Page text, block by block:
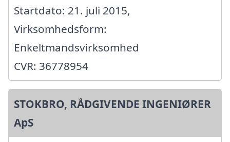
Startdato: 21. juli 2015,
Virksomhedsform:
Enkeltmandsvirksomhed
CVR: 36778954
STOKBRO, RÅDGIVENDE INGENIØRER
ApS